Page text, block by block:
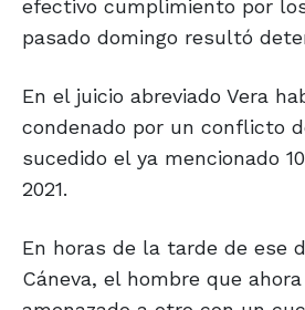
efectivo cumplimiento por
pasado domingo resultó
En el juicio abreviado Vera
condenado por un conflicto
sucedido el ya mencionado
2021.
En horas de la tarde de ese
Cáneva, el hombre que